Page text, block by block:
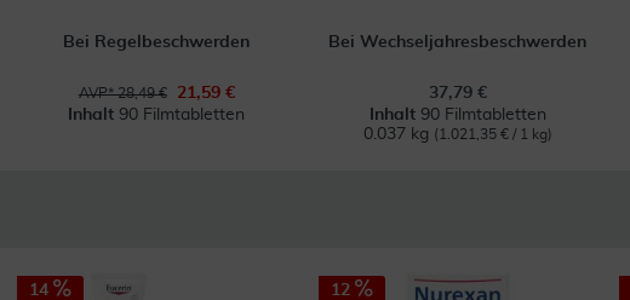
Bei Regelbeschwerden
AVP* 28,49 €
21,59 €
Inhalt 90 Filmtabletten
Bei Wechseljahresbeschwerden
37,79 €
Inhalt 90 Filmtabletten
0.037 kg (1.021,35 € / 1 kg)
14 12